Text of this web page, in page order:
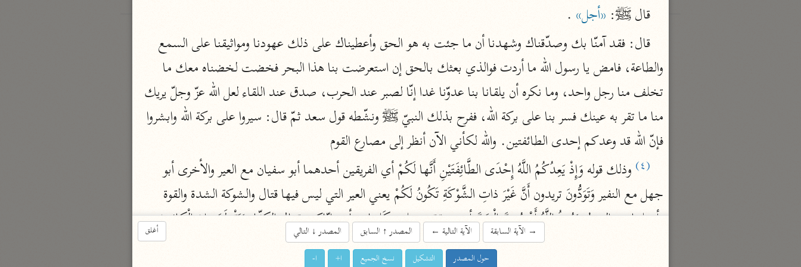
اشترك لتصلك أخبار مشاريعنا
اشترك
راسلنا •تليجرام •تويتر
تعليمات • عن الباحث القرآني
أندرويد
أيفون
تطوير
رعاية
قال ﷺ‎: «أجل» .
فإنّ الله قد وعدكم إحدى الطائفتين. والله لكأني الآن أنظر إلى مصارع القوم
(٤)
وذلك قوله وَإِذْ يَعِدُكُمُ اللَّهُ إِحْدَى الطَّائِفَتَيْنِ أَنَّها لَكُمْ أي الفريقين أحدهما أبو سفيان مع العير والأخرى أبو
وأصلها من الشوك وَيُرِيدُ اللَّهُ أَنْ يُحِقَّ الْحَقَّ أي يحققه ويعلنه بِكَلِماتِهِ بأمره إيّاكم بقتال الكفّار وَيَقْطَعَ دابِرَ الْكافِرِينَ
فيستأصلهم لِيُحِقَّ الْحَقَّ الإسلام وَيُبْطِلَ الْباطِلَ الكفر.
أغلق →الآية السابقة الآية التالية ← المصدر↑السابق المصدر↓التالي
حول المصدر التشكيل نسخ الجميع ا+ ا-